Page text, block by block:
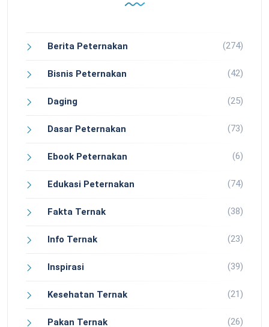
Berita Peternakan (274)
Bisnis Peternakan (42)
Daging (25)
Dasar Peternakan (73)
Ebook Peternakan (6)
Edukasi Peternakan (74)
Fakta Ternak (38)
Info Ternak (23)
Inspirasi (39)
Kesehatan Ternak (21)
Pakan Ternak (26)